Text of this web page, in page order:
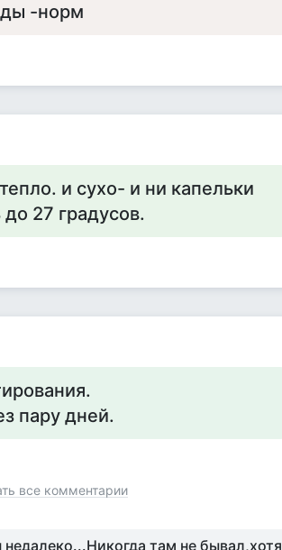
-норм
и сухо- и ни капельки
27 градусов.
пару дней.
все комментарии
недалеко...Никогда там не бывал,хотя